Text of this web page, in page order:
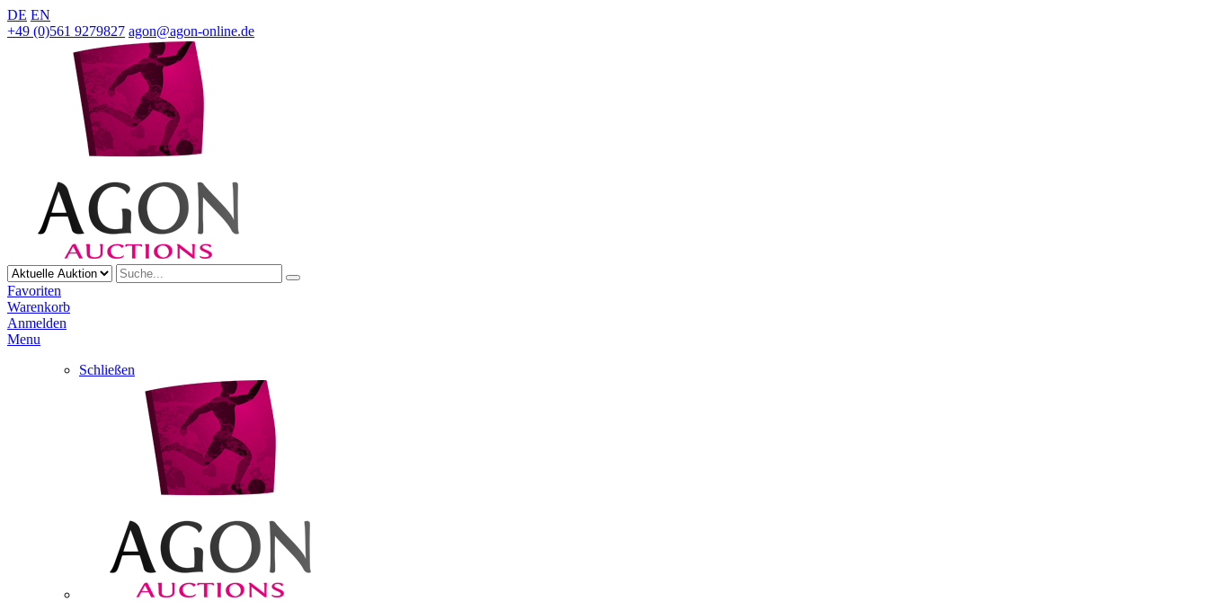
DE EN
+49 (0)561 9279827 agon@agon-online.de
Favoriten
Warenkorb
Anmelden
Menu
Schließen